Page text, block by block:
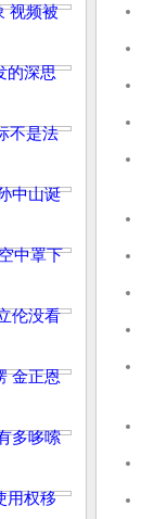
视频被
的深思
不是法
中山诞
中罩下
伦没看
金正恩
多哆嗦
用权移